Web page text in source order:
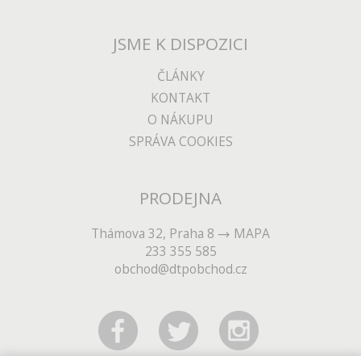
JSME K DISPOZICI
ČLÁNKY
KONTAKT
O NÁKUPU
SPRÁVA COOKIES
PRODEJNA
Thámova 32, Praha 8
MAPA
233 355 585
obchod@dtpobchod.cz